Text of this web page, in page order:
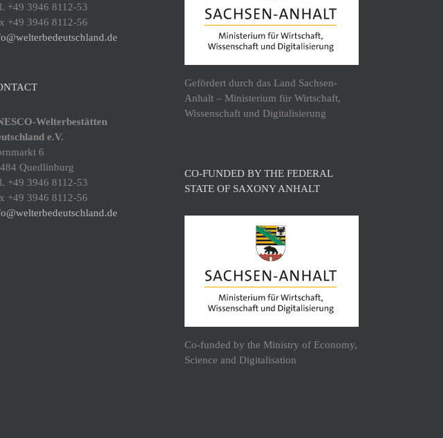
+49 3946 8112-53
+49 3946 8112-56
Welterbestätten
e.V.
6
Quedlinburg
+49 3946 8112-53
+49 3946 8112-56
Gefördert durch das Land Sachsen-
Anhalt – Ministerium für Wirtschaft,
Wissenschaft und Digitalisierung
CO-FUNDED BY THE FEDERAL
STATE OF SAXONY ANHALT
Co-funded by the Ministry of Economy,
Science and Digitalisation